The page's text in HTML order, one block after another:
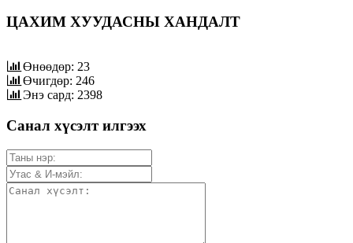
ЦАХИМ ХУУДАСНЫ ХАНДАЛТ
Өнөөдөр: 23
Өчигдөр: 246
Энэ сард: 2398
Санал хүсэлт илгээх